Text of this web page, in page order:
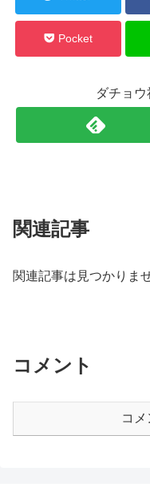
Pocket
ダチョ
関連記事
関連記事は見つかりま
コメント
コ